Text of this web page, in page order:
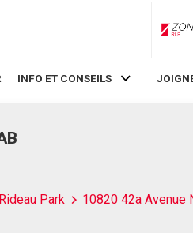
INFO ET CONSEILS
Rideau Park 10820 42a Avenue